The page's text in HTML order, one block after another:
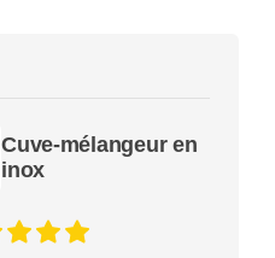
Cuve-mélangeur en
inox